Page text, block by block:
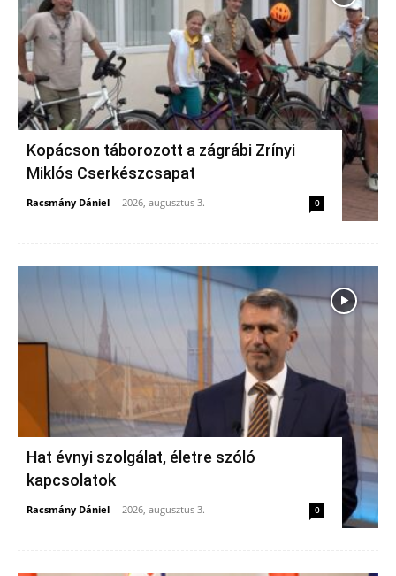
Kopácson táborozott a zágrábi Zrínyi
Miklós Cserkészcsapat
Racsmány Dániel - 2026, augusztus 3. 0
Hat évnyi szolgálat, életre szóló
kapcsolatok
Racsmány Dániel - 2026, augusztus 3. 0